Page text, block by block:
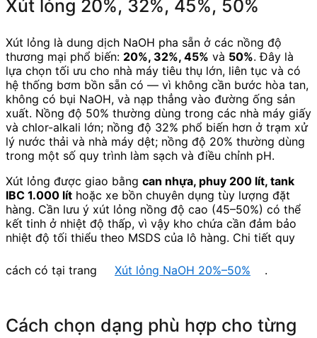
Xút lỏng 20%, 32%, 45%, 50%
Xút lỏng là dung dịch NaOH pha sẵn ở các nồng độ
thương mại phổ biến: 20%, 32%, 45% và 50%. Đây là
lựa chọn tối ưu cho nhà máy tiêu thụ lớn, liên tục và có
hệ thống bơm bồn sẵn có — vì không cần bước hòa tan,
không có bụi NaOH, và nạp thẳng vào đường ống sản
xuất. Nồng độ 50% thường dùng trong các nhà máy giấy
và chlor-alkali lớn; nồng độ 32% phổ biến hơn ở trạm xử
lý nước thải và nhà máy dệt; nồng độ 20% thường dùng
trong một số quy trình làm sạch và điều chỉnh pH.
Xút lỏng được giao bằng can nhựa, phuy 200 lít, tank
IBC 1.000 lít hoặc xe bồn chuyên dụng tùy lượng đặt
hàng. Cần lưu ý xút lỏng nồng độ cao (45–50%) có thể
kết tinh ở nhiệt độ thấp, vì vậy kho chứa cần đảm bảo
nhiệt độ tối thiểu theo MSDS của lô hàng. Chi tiết quy
cách có tại trang Xút lỏng NaOH 20%–50% .
Cách chọn dạng phù hợp cho từng